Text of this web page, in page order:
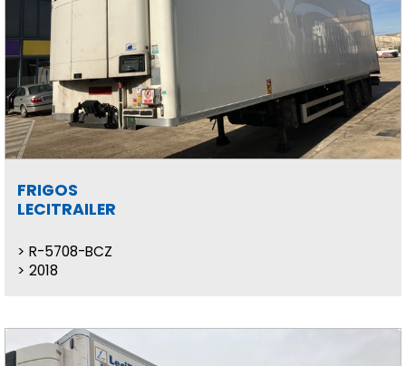
FRIGOS
LECITRAILER
R-5708-BCZ
2018